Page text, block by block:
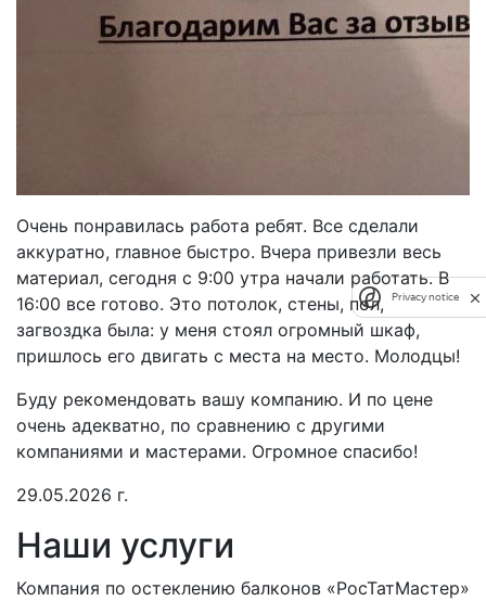
Очень понравилась работа ребят. Все сделали
аккуратно, главное быстро. Вчера привезли весь
материал, сегодня с 9:00 утра начали работать. В
16:00 все готово. Это потолок, стены, пол,
загвоздка была: у меня стоял огромный шкаф,
пришлось его двигать с места на место. Молодцы!
Буду рекомендовать вашу компанию. И по цене
очень адекватно, по сравнению с другими
компаниями и мастерами. Огромное спасибо!
29.05.2026 г.
Наши услуги
Компания по остеклению балконов «РосТатМастер»
Privacy notice